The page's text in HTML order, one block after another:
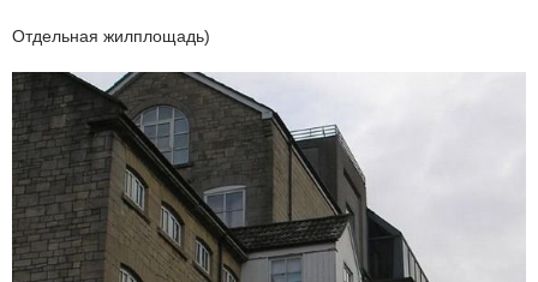
Отдельная жилплощадь)